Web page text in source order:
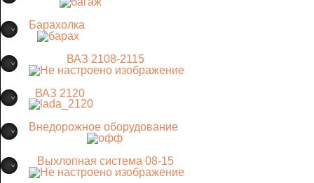
Барахолка
ВАЗ 2108-2115
ВАЗ 2120
Внедорожное оборудование
Выхлопная система 08-15